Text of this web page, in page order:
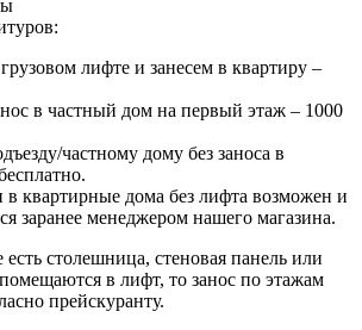
лифте и занесем в квартиру –
в частный дом на первый этаж – 1000
частному дому без заноса в
квартирные дома без лифта возможен и
заранее менеджером нашего магазина.
столешница, стеновая панель или
в лифт, то занос по этажам
прейскуранту.